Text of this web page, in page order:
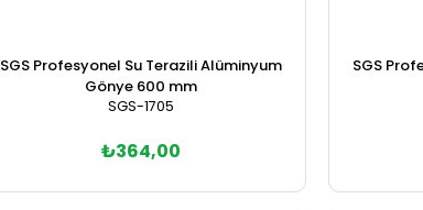
SGS Profesyonel Su Terazili Alüminyum
Gönye 600 mm
SGS-1705
₺364,00
SGS